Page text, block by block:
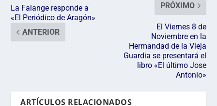
La Falange responde a
«El Periódico de Aragón»
ANTERIOR
PRÓXIMO
El Viernes 8 de
Noviembre en la
Hermandad de la Vieja
Guardia se presentará el
libro «El último Jose
Antonio»
ARTÍCULOS RELACIONADOS